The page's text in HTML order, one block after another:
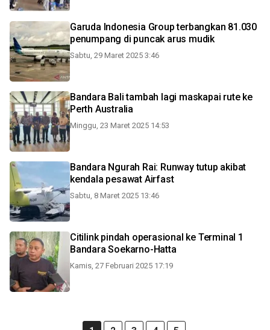
Garuda Indonesia Group terbangkan 81.030
penumpang di puncak arus mudik
Sabtu, 29 Maret 2025 3:46
Bandara Bali tambah lagi maskapai rute ke
Perth Australia
Minggu, 23 Maret 2025 14:53
Bandara Ngurah Rai: Runway tutup akibat
kendala pesawat Airfast
Sabtu, 8 Maret 2025 13:46
Citilink pindah operasional ke Terminal 1
Bandara Soekarno-Hatta
Kamis, 27 Februari 2025 17:19